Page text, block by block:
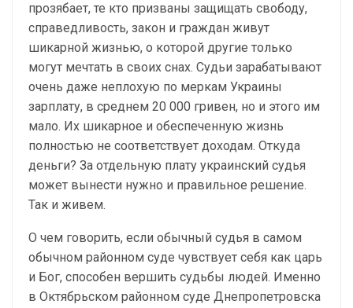
прозябает, те кто призваны защищать свободу,
справедливость, закон и граждан живут
шикарной жизнью, о которой другие только
могут мечтать в своих снах. Судьи зарабатывают
очень даже неплохую по меркам Украины
зарплату, в среднем 20 000 гривен, но и этого им
мало. Их шикарное и обеспеченную жизнь
полностью не соответствует доходам. Откуда
деньги? За отдельную плату украинский судья
может вынести нужно и правильное решение.
Так и живем.
О чем говорить, если обычный судья в самом
обычном районном суде чувствует себя как царь
и Бог, способен вершить судьбы людей. Именно
в Октябрьском районном суде Днепропетровска